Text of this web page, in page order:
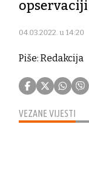
04.03.2022. u 14:20
Piše: Redakcija
VEZANE VIJESTI